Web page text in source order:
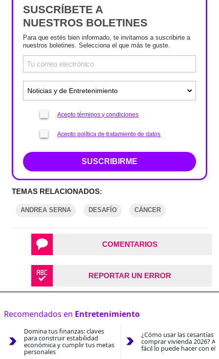
SUSCRÍBETE A
NUESTROS BOLETINES
Para que estés bien informado, te invitamos a suscribirte a
nuestros boletines. Selecciona el que más te guste.
Acepto términos y condiciones
Acepto política de tratamiento de datos
SUSCRIBIRME
TEMAS RELACIONADOS:
ANDREA SERNA DESAFÍO CÁNCER
COMENTARIOS
REPORTAR UN ERROR
Recomendados en Entretenimiento
Domina tus finanzas: claves
para construir estabilidad
económica y cumplir tus metas
personales
¿Cómo usar las cesantías
comprar vivienda 2026?
fácil lo puede hacer con el